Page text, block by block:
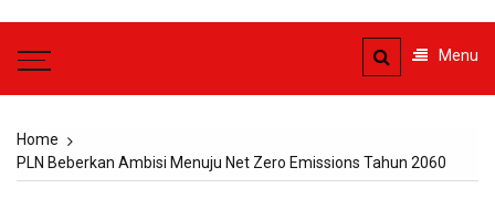
Menu
Home
PLN Beberkan Ambisi Menuju Net Zero Emissions Tahun 2060